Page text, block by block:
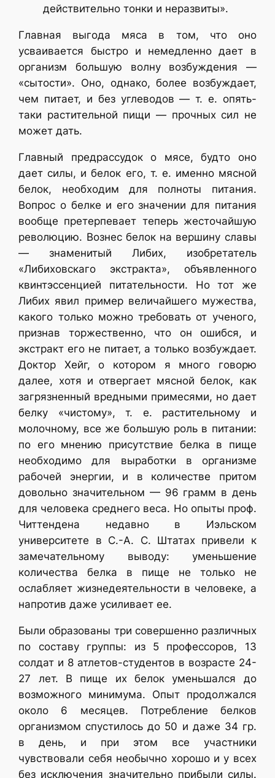
действительно тонки и неразвиты».
Главная выгода мяса в том, что оно
усваивается быстро и немедленно дает в
организм большую волну возбуждения —
«сытости». Оно, однако, более возбуждает,
чем питает, и без углеводов — т. е. опять-
таки растительной пищи — прочных сил не
может дать.
Главный предрассудок о мясе, будто оно
дает силы, и белок его, т. е. именно мясной
белок, необходим для полноты питания.
Вопрос о белке и его значении для питания
вообще претерпевает теперь жесточайшую
революцию. Вознес белок на вершину славы
— знаменитый Либих, изобретатель
«Либиховскаго экстракта», объявленного
квинтэссенцией питательности. Но тот же
Либих явил пример величайшего мужества,
какого только можно требовать от ученого,
признав торжественно, что он ошибся, и
экстракт его не питает, а только возбуждает.
Доктор Хейг, о котором я много говорю
далее, хотя и отвергает мясной белок, как
загрязненный вредными примесями, но дает
белку «чистому», т. е. растительному и
молочному, все же большую роль в питании:
по его мнению присутствие белка в пище
необходимо для выработки в организме
рабочей энергии, и в количестве притом
довольно значительном — 96 грамм в день
для человека среднего веса. Но опыты проф.
Читтендена недавно в Иэльском
университете в С.-А. С. Штатах привели к
замечательному выводу: уменьшение
количества белка в пище не только не
ослабляет жизнедеятельности в человеке, а
напротив даже усиливает ее.
Были образованы три совершенно различных
по составу группы: из 5 профессоров, 13
солдат и 8 атлетов-студентов в возрасте 24-
27 лет. В пище их белок уменьшался до
возможного минимума. Опыт продолжался
около 6 месяцев. Потребление белков
организмом спустилось до 50 и даже 34 гр.
в день, и при этом все участники
чувствовали себя необычно хорошо и у всех
без исключения значительно прибыли силы.